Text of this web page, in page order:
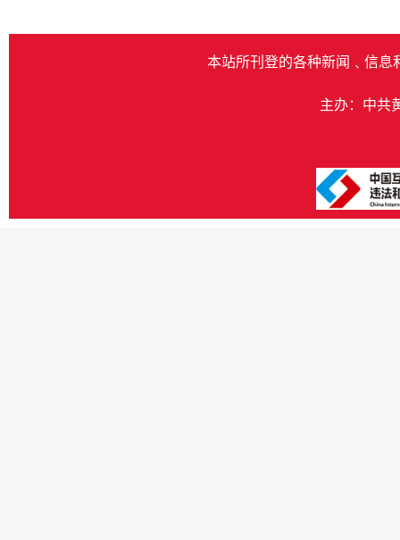
本站所刊登的各种新闻﹑信息
主办：中共